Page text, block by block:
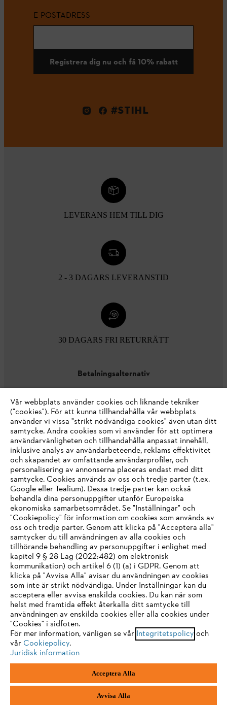
E-POSTADRESS
Registrera dig nu och få 10% rabatt
#STIHL
LEVERANS HEM TILL DIG
2 - 3 DAGARS LEVERANSTID
30 DAGARS FRI RETURRÄTT
Betalningsalternativ
Företaget
STIHL FAQ
Service
Allmänna villkor och bestämmelser
Integritetspolicy
Juridisk information
Box 3062
IHR BROWSER WIRD NICHT
UNTERSTÜTZT
Sie nutzen einen Browser, den wir noch nicht unterstützen. Für
eine optimale Nutzung unserer Seite empfehlen wir Ihnen, zu
einem der folgenden Browser zu wechseln:
Firefox Chrome
Vår webbplats använder cookies och liknande tekniker
("cookies"). För att kunna tillhandahålla vår webbplats
använder vi vissa "strikt nödvändiga cookies" även utan ditt
samtycke. Andra cookies som vi använder för att optimera
användarvänligheten och tillhandahålla anpassat innehåll,
inklusive analys av användarbeteende, reklams effektivitet
och skapandet av omfattande användarprofiler, och
personalisering av annonserna placeras endast med ditt
samtycke. Cookies används av oss och tredje parter (t.ex.
Google eller Tealium). Dessa tredje parter kan också
behandla dina personuppgifter utanför Europeiska
ekonomiska samarbetsområdet. Se "Inställningar" och
"Cookiepolicy" för information om cookies som används av
oss och tredje parter. Genom att klicka på "Acceptera alla"
samtycker du till användningen av alla cookies och
tillhörande behandling av personuppgifter i enlighet med
kapitel 9 § 28 Lag (2022:482) om elektronisk
kommunikation) och artikel 6 (1) (a) i GDPR. Genom att
klicka på "Avvisa Alla" avisar du användningen av cookies
som inte är strikt nödvändiga. Under Inställningar kan du
acceptera eller avvisa enskilda cookies. Du kan när som
helst med framtida effekt återkalla ditt samtycke till
användningen av enskilda cookies eller alla cookies under
"Cookies" i sidfoten.
För mer information, vänligen se vår Integritetspolicy och
vår Cookiepolicy.
Juridisk information
Acceptera Alla
Avvisa Alla